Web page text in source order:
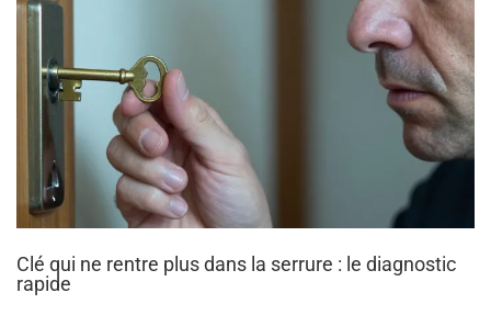
Clé qui ne rentre plus dans la serrure : le diagnostic
rapide